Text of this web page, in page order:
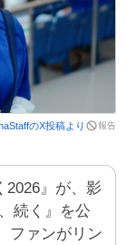
のX投稿より 報告
2026』が、影
続く』を公
ファンがリン